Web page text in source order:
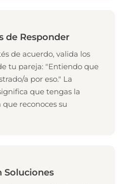
de Responder
de acuerdo, valida los
tu pareja: "Entiendo que
a por eso." La
que tengas la
reconoces su
Soluciones